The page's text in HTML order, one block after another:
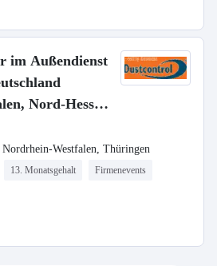
im Außendienst
Nord-Hessen,
Nordrhein-Westfalen, Thüringen
13. Monatsgehalt Firmenevents